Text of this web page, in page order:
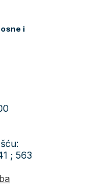
i
; 563